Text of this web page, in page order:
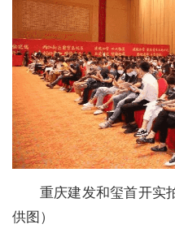
重庆建发和玺首开实
供图）